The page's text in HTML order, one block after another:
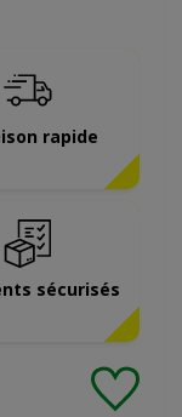
rapide
sécurisés